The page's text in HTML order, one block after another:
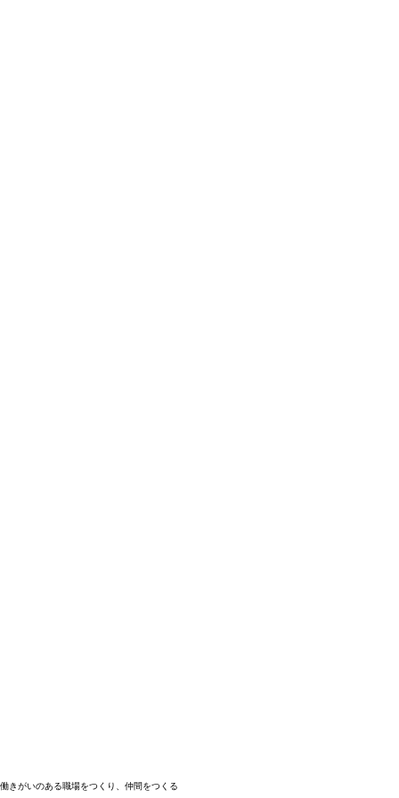
​働きがいのある職場をつくり、仲間をつくる